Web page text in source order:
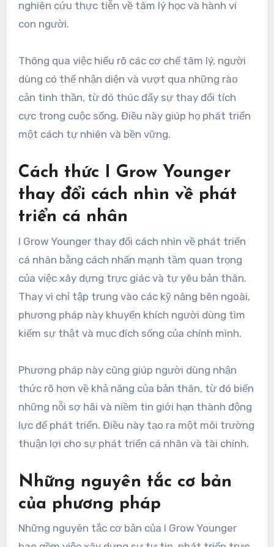
nghiên cứu thực tiễn về tâm lý học và hành vi
con người.
Thông qua việc hiểu rõ các cơ chế tâm lý, người
dùng có thể nhận diện và vượt qua những rào
cản tinh thần, từ đó thúc đẩy sự thay đổi tích
cực trong cuộc sống. Điều này giúp họ phát triển
một cách tự nhiên và bền vững.
Cách thức I Grow Younger
thay đổi cách nhìn về phát
triển cá nhân
I Grow Younger thay đổi cách nhìn về phát triển
cá nhân bằng cách nhấn mạnh tầm quan trọng
của việc xây dựng trực giác và tự yêu bản thân.
Thay vì chỉ tập trung vào các kỹ năng bên ngoài,
phương pháp này khuyến khích người dùng tìm
kiếm sự thật và mục đích sống của chính mình.
Phương pháp này cũng giúp người dùng nhận
thức rõ hơn về khả năng của bản thân, từ đó biến
những nỗi sợ hãi và niềm tin giới hạn thành động
lực để phát triển. Điều này tạo ra một môi trường
thuận lợi cho sự phát triển cá nhân và tài chính.
Những nguyên tắc cơ bản
của phương pháp
Những nguyên tắc cơ bản của I Grow Younger